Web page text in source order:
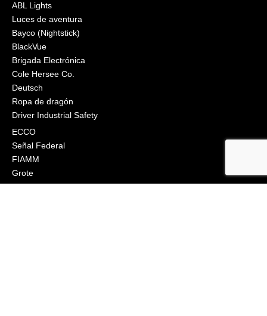
ABL Lights
Luces de aventura
Bayco (Nightstick)
BlackVue
Brigada Electrónica
Cole Hersee Co.
Deutsch
Ropa de dragón
Driver Industrial Safety
ECCO
Señal Federal
FIAMM
Grote
J.W. Speaker